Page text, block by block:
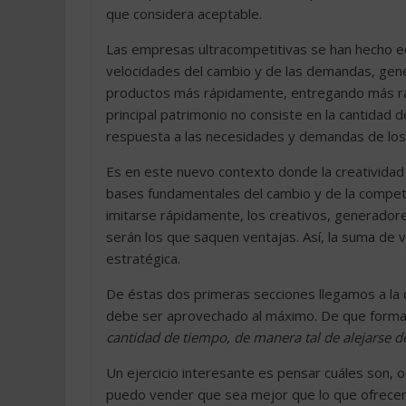
que considera aceptable.
Las empresas ultracompetitivas se han hecho
velocidades del cambio y de las demandas,
productos más rápidamente, entregando más
principal patrimonio no consiste en la cantidad
respuesta a las necesidades y demandas de
Es en este nuevo contexto donde la
bases fundamentales del cambio y de la
imitarse rápidamente, los creativos,
serán los que saquen ventajas. Así, la suma de
estratégica.
De éstas dos primeras secciones llegamos a la
debe ser aprovechado al máximo. De que
cantidad de tiempo, de manera tal de alejarse
Un ejercicio interesante es pensar cuáles
puedo vender que sea mejor que lo que